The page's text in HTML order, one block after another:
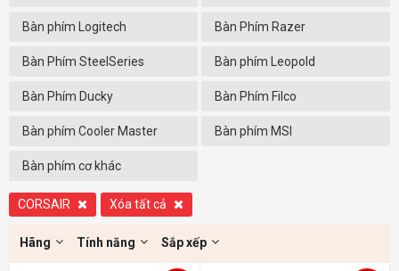
Bàn phím Logitech Bàn Phím Razer
Bàn Phím SteelSeries Bàn phím Leopold
Bàn Phím Ducky Bàn Phím Filco
Bàn phím Cooler Master Bàn phím MSI
Bàn phím cơ khác
CORSAIR Xóa tất cả
Hãng Tính năng Sắp xếp